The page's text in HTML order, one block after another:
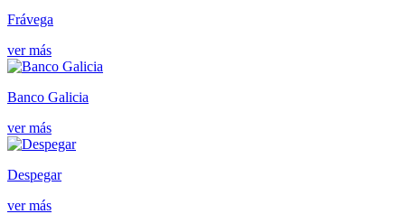
Frávega
ver más
Banco Galicia
ver más
Despegar
ver más